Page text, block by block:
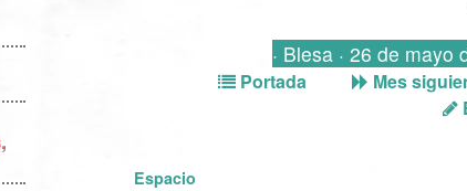
· Blesa · 26 de mayo
Portada Mes
Espacio